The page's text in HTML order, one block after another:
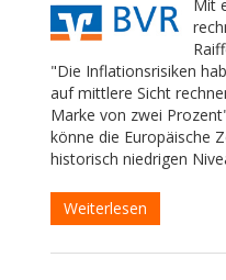
Mit
"Die Inflationsrisiken
auf mittlere Sicht
Marke von zwei
könne die Europäische
historisch niedrigen
Weiterlesen